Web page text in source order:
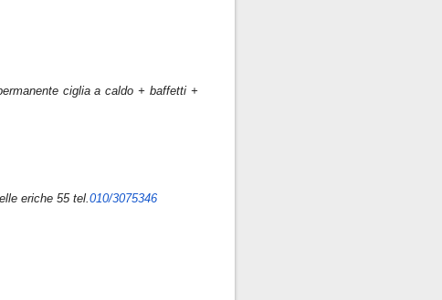
ciglia a caldo + baffetti +
eriche 55 tel. 010/3075346